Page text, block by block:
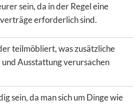
sein, da in der Regel eine
erforderlich sind.
teilmöbliert, was zusätzliche
Ausstattung verursachen
sein, da man sich um Dinge wie